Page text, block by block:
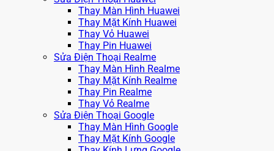
Thay Màn Hình Huawei
Thay Mặt Kính Huawei
Thay Vỏ Huawei
Thay Pin Huawei
Sửa Điện Thoại Realme
Thay Màn Hình Realme
Thay Mặt Kính Realme
Thay Pin Realme
Thay Vỏ Realme
Sửa Điện Thoại Google
Thay Màn Hình Google
Thay Mặt Kính Google